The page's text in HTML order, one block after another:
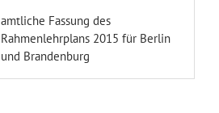
amtliche Fassung des
Rahmenlehrplans 2015 für Berlin
und Brandenburg